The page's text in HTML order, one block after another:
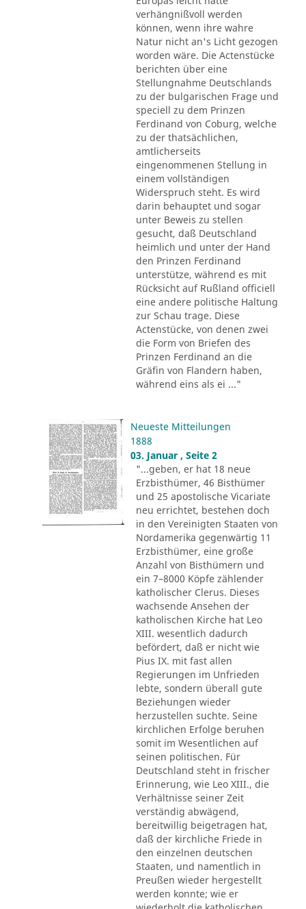
verhängnißvoll werden
können, wenn ihre wahre
Natur nicht an's Licht gezogen
worden wäre. Die Actenstücke
berichten über eine
Stellungnahme Deutschlands
zu der bulgarischen Frage und
speciell zu dem Prinzen
Ferdinand von Coburg, welche
zu der thatsächlichen,
amtlicherseits
eingenommenen Stellung in
einem vollständigen
Widerspruch steht. Es wird
darin behauptet und sogar
unter Beweis zu stellen
gesucht, daß Deutschland
heimlich und unter der Hand
den Prinzen Ferdinand
unterstütze, während es mit
Rücksicht auf Rußland officiell
eine andere politische Haltung
zur Schau trage. Diese
Actenstücke, von denen zwei
die Form von Briefen des
Prinzen Ferdinand an die
Gräfin von Flandern haben,
während eins als ei ..."
Neueste Mitteilungen
1888
03. Januar , Seite 2
"...geben, er hat 18 neue
Erzbisthümer, 46 Bisthümer
und 25 apostolische Vicariate
neu errichtet, bestehen doch
in den Vereinigten Staaten von
Nordamerika gegenwärtig 11
Erzbisthümer, eine große
Anzahl von Bisthümern und
ein 7–8000 Köpfe zählender
katholischer Clerus. Dieses
wachsende Ansehen der
katholischen Kirche hat Leo
XIII. wesentlich dadurch
befördert, daß er nicht wie
Pius IX. mit fast allen
Regierungen im Unfrieden
lebte, sondern überall gute
Beziehungen wieder
herzustellen suchte. Seine
kirchlichen Erfolge beruhen
somit im Wesentlichen auf
seinen politischen. Für
Deutschland steht in frischer
Erinnerung, wie Leo XIII., die
Verhältnisse seiner Zeit
verständig abwägend,
bereitwillig beigetragen hat,
daß der kirchliche Friede in
den einzelnen deutschen
Staaten, und namentlich in
Preußen wieder hergestellt
werden konnte; wie er